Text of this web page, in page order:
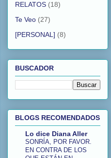
RELATOS (18)
Te Veo (27)
[PERSONAL] (8)
BUSCADOR
BLOGS RECOMENDADOS
Lo dice Diana Aller
SONRÍA, POR FAVOR.
EN CONTRA DE LOS